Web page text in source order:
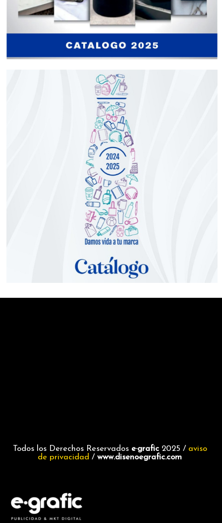
Todos los Derechos Reservados e·grafic2025 / aviso
de privacidad /www.disenoegrafic.com